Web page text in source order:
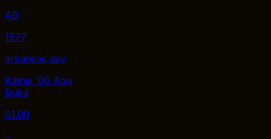
AD
1577
arkansas day
Kamis, 06 Agu
Buka
01.00